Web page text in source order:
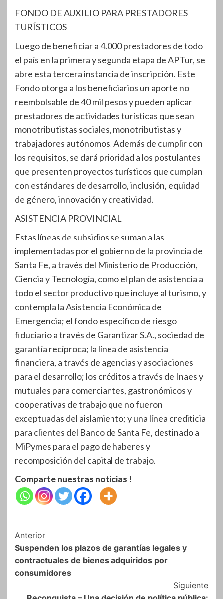
FONDO DE AUXILIO PARA PRESTADORES
TURÍSTICOS
Luego de beneficiar a 4.000 prestadores de todo
el país en la primera y segunda etapa de APTur, se
abre esta tercera instancia de inscripción. Este
Fondo otorga a los beneficiarios un aporte no
reembolsable de 40 mil pesos y pueden aplicar
prestadores de actividades turísticas que sean
monotributistas sociales, monotributistas y
trabajadores autónomos. Además de cumplir con
los requisitos, se dará prioridad a los postulantes
que presenten proyectos turísticos que cumplan
con estándares de desarrollo, inclusión, equidad
de género, innovación y creatividad.
ASISTENCIA PROVINCIAL
Estas líneas de subsidios se suman a las
implementadas por el gobierno de la provincia de
Santa Fe, a través del Ministerio de Producción,
Ciencia y Tecnología, como el plan de asistencia a
todo el sector productivo que incluye al turismo, y
contempla la Asistencia Económica de
Emergencia; el fondo específico de riesgo
fiduciario a través de Garantizar S.A., sociedad de
garantía recíproca; la línea de asistencia
financiera, a través de agencias y asociaciones
para el desarrollo; los créditos a través de Inaes y
mutuales para comerciantes, gastronómicos y
cooperativas de trabajo que no fueron
exceptuadas del aislamiento; y una línea crediticia
para clientes del Banco de Santa Fe, destinado a
MiPymes para el pago de haberes y
recomposición del capital de trabajo.
Comparte nuestras noticias !
Navegación
de
entradas
Anterior
Suspenden los plazos de garantías legales y
contractuales de bienes adquiridos por
consumidores
Siguiente